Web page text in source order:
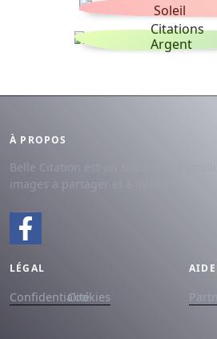
Soleil
Citations
Argent
À PROPOS
Belle Citation est un site avec des
images à partager et à dédier.
LÉGAL
ConfidentialitéCookies
AIDE